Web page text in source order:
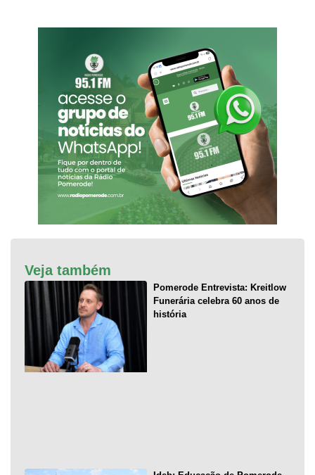
Veja também
Pomerode Entrevista: Kreitlow
Funerária celebra 60 anos de
história